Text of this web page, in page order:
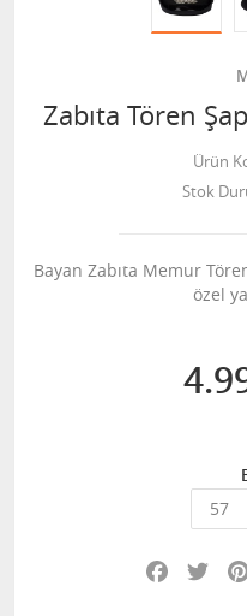
Zabıta Tören
Ürün
Stok
Bayan Zabıta Memur
özel
Facebook